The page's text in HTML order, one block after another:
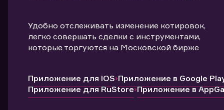
Удобно отслеживать изменение котировок,
легко совершать сделки с инструментами,
которые торгуются на Московской бирже
Приложение для IOS Приложение в Google
Приложение для RuStore Приложение в